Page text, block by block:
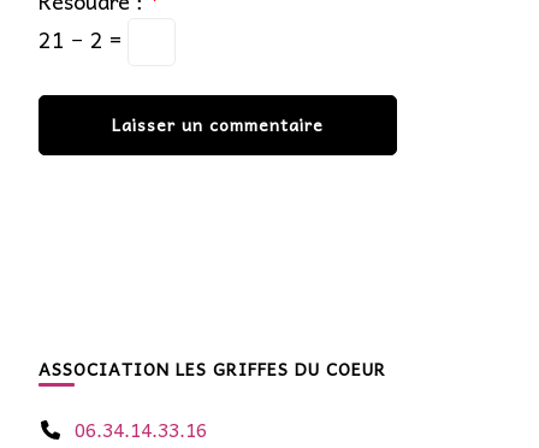
21 − 2 =
ASSOCIATION LES GRIFFES DU COEUR
06.34.14.33.16